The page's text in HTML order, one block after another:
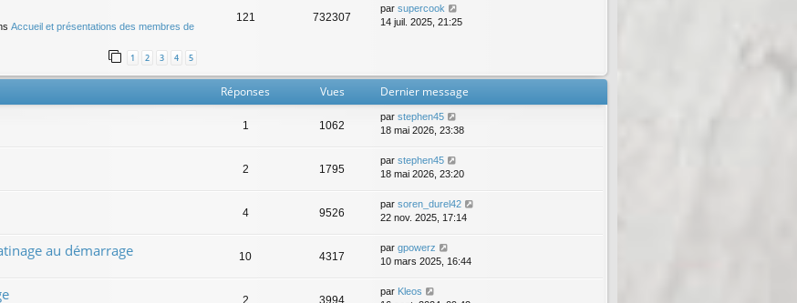
Accueil et présentations des membres de
1 2 3 4 5
121 732307
par supercook
14 juil. 2025, 21:25
Réponses Vues Dernier message
1 1062
par stephen45
18 mai 2026, 23:38
2 1795
par stephen45
18 mai 2026, 23:20
4 9526
par soren_durel42
22 nov. 2025, 17:14
au démarrage 10 4317
par gpowerz
10 mars 2025, 16:44
par Kleos